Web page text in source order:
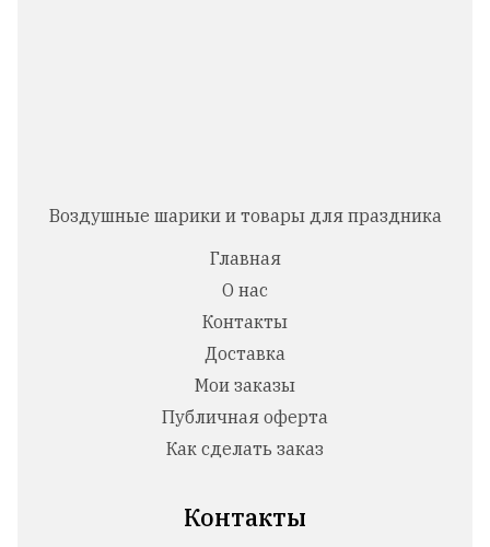
Воздушные шарики и товары для праздника
Главная
О нас
Контакты
Доставка
Мои заказы
Публичная оферта
Как сделать заказ
Контакты